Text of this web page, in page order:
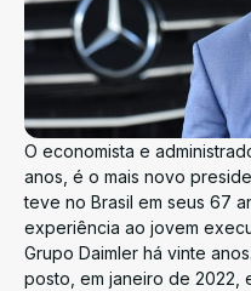
O economista e
anos, é o mais novo
teve no Brasil em seus 67
experiência ao jovem
Grupo Daimler há vinte
posto, em janeiro de 2022,